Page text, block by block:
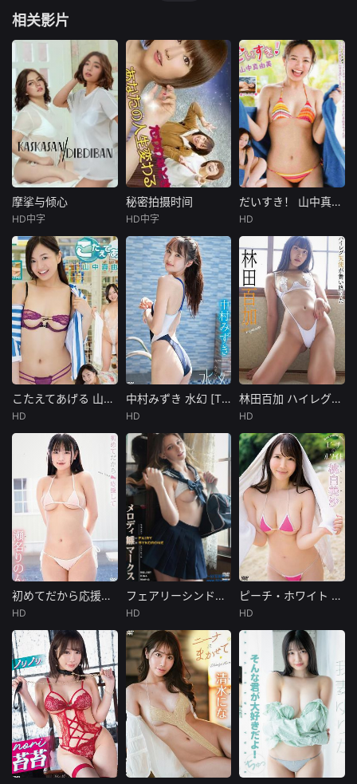
相关影片
摩挲与倾心
Imperial
Chloe
Can'tgetenou
ghoffemaletofema
leactionin"Kiss/Ki
ss"?Here'safollow
uphostedbytwooft
hehottest
摩挲与倾心
HD中字
秘密拍摄时间
明美美羽
并木塔子
电影导演花
恋，收到儿时玩伴
兼名导须藤的墨西
哥拍片邀约。她惊
喜之余却感到不
安，态度犹豫。这
让曾被花恋鼓励要
活得自由的挚友
绫，对她的含糊其
的友谊也因此面临
考验。
秘密拍摄时间
HD中字
だいすき！ 山中真由美 [BMAY-008]
作品紹介タレン
ト： 山中真由美
イメージメーカ
ー： アイマック
スイメージレーベ
ル： &n
だいすき！ 山中真由美 [BMAY-008]
HD
こたえてあげる 山中真由美 [BMAY-004]
作品紹介タレン
ト： 山中真由美
イメージメーカ
ー： アイマック
スイメージレーベ
ル： &n
こたえてあげる 山中真由美 [BMAY-004]
HD
中村みずき 水幻 [TSDS-46086]
発売日： 2025/0
8/29製作年： --
--収録時間： 8
中村みずき 水幻 [TSDS-46086]
HD
林田百加 ハイレグ天使が舞い降りた [TSDS-46072]
発売日： 2023/1
2/22製作年： --
--収録時間： 1
林田百加 ハイレグ天使が舞い降りた [TSDS-46072]
HD
初めてだから応援して 瀬名りのん [TSDS-43065]
発売日： 2026/0
2/20製作年： --
--収録時間： -
初めてだから応援して 瀬名りのん [TSDS-43065]
HD
フェアリーシンドローム (R18) メロディ・雛・マークス [TSDS-43067]
配信開始日： 20
26/02/19商品発売
日： 2026/02/19
収録時間： &nb
フェアリーシンドローム (R18) メロディ・雛・マークス [TSDS-43067]
HD
ピーチ・ホワイト 桃白美沙 [TSDS-43055]
発売日： 2026/0
1/23製作年： --
--収録時間： 1
ピーチ・ホワイト 桃白美沙 [TSDS-43055]
HD